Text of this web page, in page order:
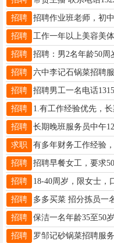
招聘 招聘作业班老师，初
招聘
招聘
招聘
招聘
招聘
招聘
求职
招聘
招聘
招聘 多多买菜 招分拣员一
招聘
招聘 罗邹记砂锅菜招聘服